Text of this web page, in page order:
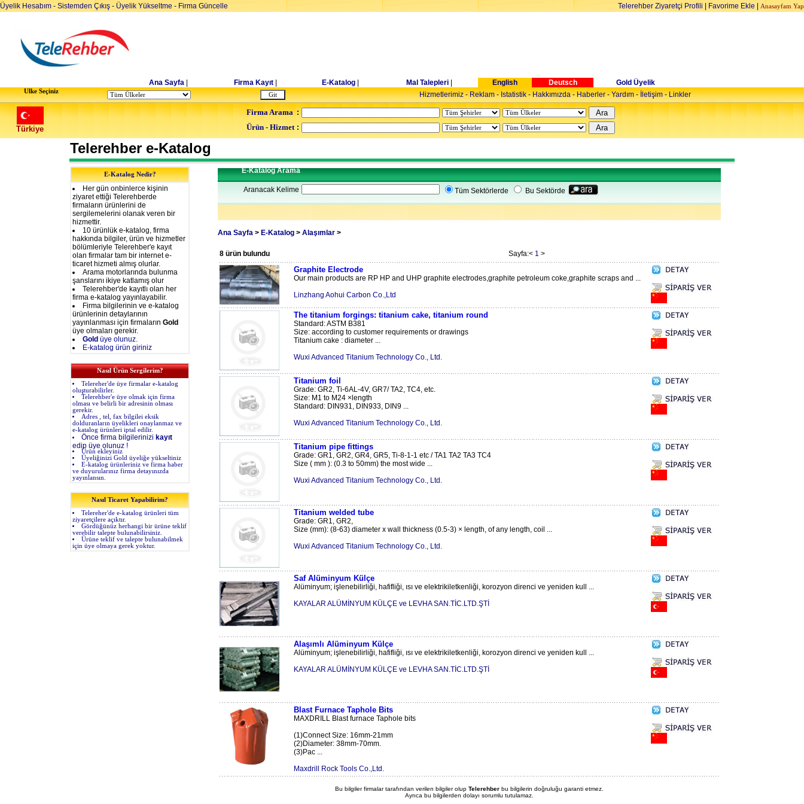
Üyelik Hesabım - Sistemden Çıkış - Üyelik Yükseltme - Firma Güncelle Telerehber Ziyaretçi Profili Favorime Ekle Anasayfam Yap
Ana Sayfa Firma Kayıt E-Katalog Mal Talepleri| English Deutsch Gold Üyelik
Ulke Seçiniz Hizmetlerimiz-Reklam-Istatistik-Hakkımızda-Haberler-Yardım-İletişim-Linkler
Türkiye
Firma Arama :
Ürün - Hizmet :
Telerehber e-Katalog
E-Katalog Nedir?
Her gün onbinlerce kişinin
ziyaret ettiği Telerehberde
firmaların ürünlerini de
sergilemelerini olanak veren bir
hizmettir.
10 ürünlük e-katalog, firma
hakkında bilgiler, ürün ve hizmetler
bölümleriyle Telerehber'e kayıt
olan firmalar tam bir internet e-
ticaret hizmeti almış olurlar.
Arama motorlarında bulunma
şanslarını ikiye katlamış olur
Telerehber'de kayıtlı olan her
firma e-katalog yayınlayabilir.
Firma bilgilerinin ve e-katalog
ürünlerinin detaylarının
yayınlanması için firmaların Gold
üye olmaları gerekir.
Gold üye olunuz.
E-katalog ürün giriniz
Nasıl Ürün Sergilerim?
Telereher'de üye firmalar e-katalog
oluşturabilirler.
Telerehber'e üye olmak için firma
olması ve belirli bir adresinin olması
gerekir.
Adres , tel, fax bilgilei eksik
dolduranların üyelikleri onaylanmaz ve
e-katalog ürünleri iptal edilir.
Önce firma bilgilerinizi kayıt
edip üye olunuz !
Ürün ekleyiniz
Üyeliğinizi Gold üyeliğe yükseltiniz
E-katalog ürünleriniz ve firma haber
ve duyurularınız firma detayınızda
yayınlansın.
Nasıl Ticaret Yapabilirim?
Telereher'de e-katalog ürünleri tüm
ziyaretçilere açıktır.
Gördüğünüz herhangi bir ürüne teklif
verebilir talepte bulunabilirsiniz.
Ürüne teklif ve talepte bulunabilmek
için üye olmaya gerek yoktur.
E-Katalog Arama
Aranacak Kelime Tüm Sektörlerde Bu Sektörde
Ana Sayfa> E-Katalog> Alaşımlar>
8 ürün bulundu Sayfa:< 1 >
Graphite Electrode
Our main products are RP HP and UHP graphite electrodes,graphite petroleum coke,graphite scraps and ...
Linzhang Aohui Carbon Co.,Ltd
The titanium forgings: titanium cake, titanium round
Standard: ASTM B381
Size: according to customer requirements or drawings
Titanium cake : diameter ...
Wuxi Advanced Titanium Technology Co., Ltd.
Titanium foil
Grade: GR2, Ti-6AL-4V, GR7/ TA2, TC4, etc.
Size: M1 to M24 ×length
Standard: DIN931, DIN933, DIN9 ...
Wuxi Advanced Titanium Technology Co., Ltd.
Titanium pipe fittings
Grade: GR1, GR2, GR4, GR5, Ti-8-1-1 etc / TA1 TA2 TA3 TC4
Size ( mm ): (0.3 to 50mm) the most wide ...
Wuxi Advanced Titanium Technology Co., Ltd.
Titanium welded tube
Grade: GR1, GR2,
Size (mm): (8-63) diameter x wall thickness (0.5-3) × length, of any length, coil ...
Wuxi Advanced Titanium Technology Co., Ltd.
Saf Alüminyum Külçe
Alüminyum; işlenebilirliği, hafifliği, ısı ve elektrikiletkenliği, korozyon direnci ve yeniden kull ...
KAYALAR ALÜMİNYUM KÜLÇE ve LEVHA SAN.TİC.LTD.ŞTİ
Alaşımlı Alüminyum Külçe
Alüminyum; işlenebilirliği, hafifliği, ısı ve elektrikiletkenliği, korozyon direnci ve yeniden kull ...
KAYALAR ALÜMİNYUM KÜLÇE ve LEVHA SAN.TİC.LTD.ŞTİ
Blast Furnace Taphole Bits
MAXDRILL Blast furnace Taphole bits
(1)Connect Size: 16mm-21mm
(2)Diameter: 38mm-70mm.
(3)Pac ...
Maxdrill Rock Tools Co.,Ltd.
Bu bilgiler firmalar tarafından verilen bilgiler olup Telerehberbu bilgilerin doğruluğu garanti etmez.
Ayrıca bu bilgilerden dolayı sorumlu tutulamaz.